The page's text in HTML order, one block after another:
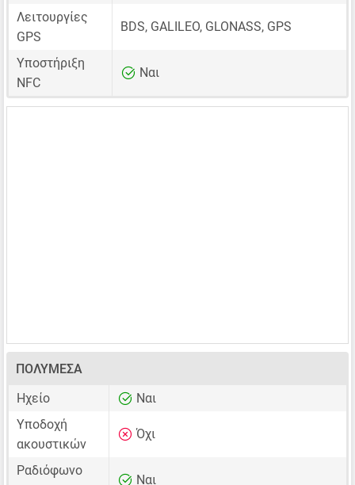
Λειτουργίες
GPS
BDS, GALILEO, GLONASS, GPS
Υποστήριξη
NFC
Ναι
ΠΟΛΥΜΈΣΑ
Ηχείο
Ναι
Υποδοχή
ακουστικών
Όχι
Ραδιόφωνο
Ναι